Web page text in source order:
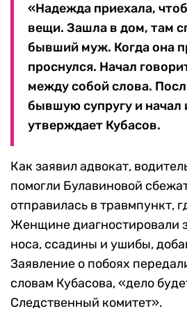
«Надежда приехала,
вещи. Зашла в дом, там
бывший муж. Когда она
проснулся. Начал
между собой слова.
бывшую супругу и начал
утверждает Кубасов.
Как заявил адвокат,
помогли Булавиновой
отправилась в травмпункт,
Женщине диагностировали
носа, ссадины и ушибы,
Заявление о побоях
словам Кубасова, «дело
Следственный комитет».